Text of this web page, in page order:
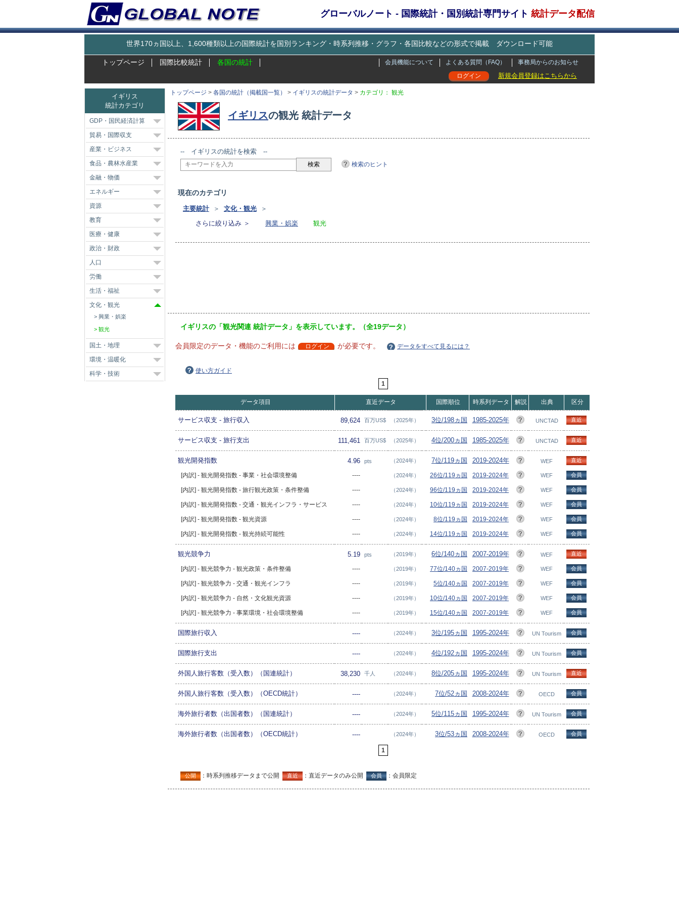
グローバルノート - 国際統計・国別統計専門サイト 統計データ配信
世界170ヵ国以上、1,600種類以上の国際統計を国別ランキング・時系列推移・グラフ・各国比較などの形式で掲載 ダウンロード可能
トップページ 国際比較統計 各国の統計 事務局からのお知らせ
よくある質問（FAQ）
会員機能について
新規会員登録はこちらから
ログイン
トップページ > 各国の統計（掲載国一覧） > イギリスの統計データ > カテゴリ： 観光
イギリスの観光 統計データ
-- イギリスの統計を検索 --
検索のヒント
現在のカテゴリ
主要統計＞ 文化・観光 ＞
さらに絞り込み ＞
興業・娯楽 観光
イギリスの「観光関連 統計データ」を表示しています。（全19データ）
会員限定のデータ・機能のご利用には ログイン が必要です。 データをすべて見るには？
使い方ガイド
1
データ項目 直近データ 国際順位 時系列データ 解説 出典 区分
サービス収支 - 旅行収入 89,624 百万US$ （2025年） 3位/198ヵ国 1985-2025年 UNCTAD 直近
サービス収支 - 旅行支出 111,461 百万US$ （2025年） 4位/200ヵ国 1985-2025年 UNCTAD 直近
観光開発指数 4.96 pts （2024年） 7位/119ヵ国 2019-2024年 WEF 直近
[内訳] - 観光開発指数 - 事業・社会環境整備 ---- （2024年） 26位/119ヵ国 2019-2024年 WEF 会員
[内訳] - 観光開発指数 - 旅行観光政策・条件整備 ---- （2024年） 96位/119ヵ国 2019-2024年 WEF 会員
[内訳] - 観光開発指数 - 交通・観光インフラ・サービス ---- （2024年） 10位/119ヵ国 2019-2024年 WEF 会員
[内訳] - 観光開発指数 - 観光資源 ---- （2024年） 8位/119ヵ国 2019-2024年 WEF 会員
[内訳] - 観光開発指数 - 観光持続可能性 ---- （2024年） 14位/119ヵ国 2019-2024年 WEF 会員
観光競争力 5.19 pts （2019年） 6位/140ヵ国 2007-2019年 WEF 直近
[内訳] - 観光競争力 - 観光政策・条件整備 ---- （2019年） 77位/140ヵ国 2007-2019年 WEF 会員
[内訳] - 観光競争力 - 交通・観光インフラ ---- （2019年） 5位/140ヵ国 2007-2019年 WEF 会員
[内訳] - 観光競争力 - 自然・文化観光資源 ---- （2019年） 10位/140ヵ国 2007-2019年 WEF 会員
[内訳] - 観光競争力 - 事業環境・社会環境整備 ---- （2019年） 15位/140ヵ国 2007-2019年 WEF 会員
国際旅行収入 ---- （2024年） 3位/195ヵ国 1995-2024年 UN Tourism 会員
国際旅行支出 ---- （2024年） 4位/192ヵ国 1995-2024年 UN Tourism 会員
外国人旅行客数（受入数）（国連統計） 38,230 千人 （2024年） 8位/205ヵ国 1995-2024年 UN Tourism 直近
外国人旅行客数（受入数）（OECD統計） ---- （2024年） 7位/52ヵ国 2008-2024年 OECD 会員
海外旅行者数（出国者数）（国連統計） ---- （2024年） 5位/115ヵ国 1995-2024年 UN Tourism 会員
海外旅行者数（出国者数）（OECD統計） ---- （2024年） 3位/53ヵ国 2008-2024年 OECD 会員
1
公開 ：時系列推移データまで公開 直近 ：直近データのみ公開 会員 ：会員限定
イギリス
統計カテゴリ
GDP・国民経済計算
貿易・国際収支
産業・ビジネス
食品・農林水産業
金融・物価
エネルギー
資源
教育
医療・健康
政治・財政
人口
労働
生活・福祉
文化・観光
興業・娯楽
観光
国土・地理
環境・温暖化
科学・技術